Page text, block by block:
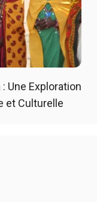
Une Exploration
et Culturelle